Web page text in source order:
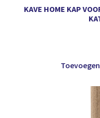
KAVE HOME KAP